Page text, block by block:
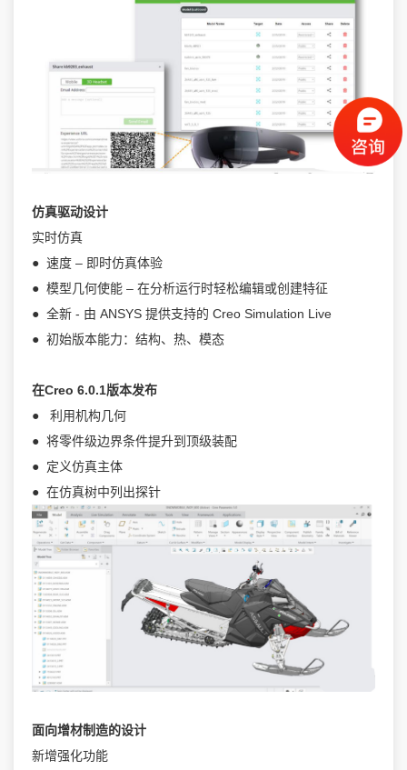
仿真驱动设计
实时仿真
● 速度 – 即时仿真体验
● 模型几何使能 – 在分析运行时轻松编辑或创建特征
● 全新 - 由 ANSYS 提供支持的 Creo Simulation Live
● 初始版本能力：结构、热、模态
在Creo 6.0.1版本发布
● 利用机构几何
● 将零件级边界条件提升到顶级装配
● 定义仿真主体
● 在仿真树中列出探针
面向增材制造的设计
新增强化功能